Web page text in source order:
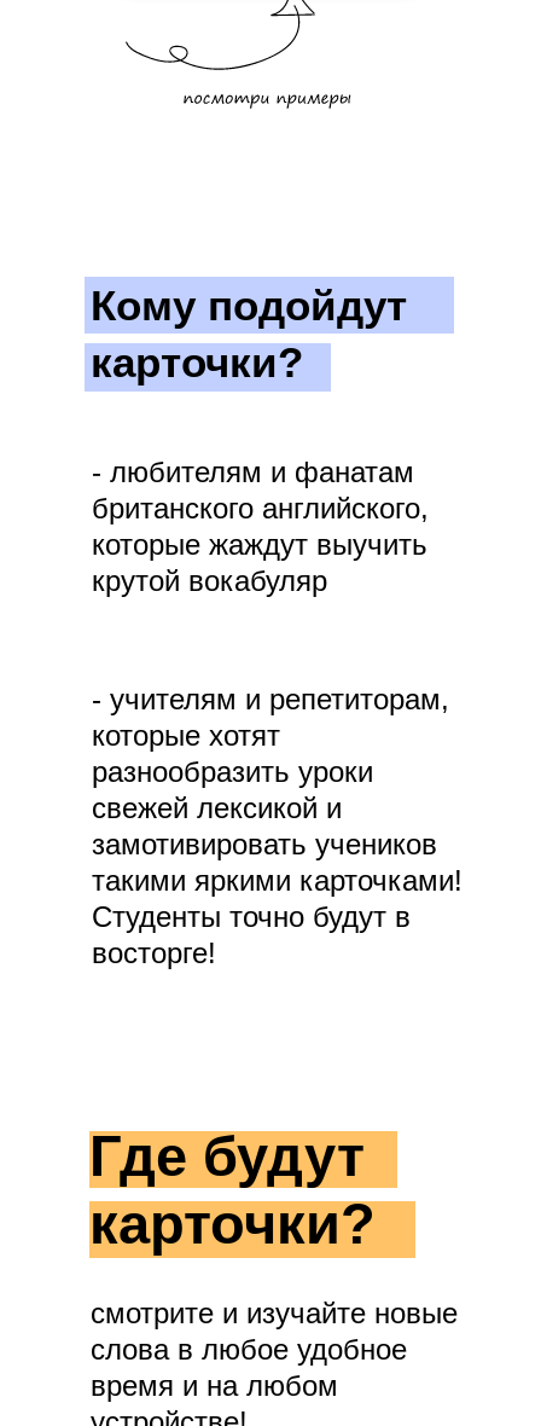
Кому подойдут
карточки?
- любителям и фанатам
британского английского,
которые жаждут выучить
крутой вокабуляр
- учителям и репетиторам,
которые хотят
разнообразить уроки
свежей лексикой и
замотивировать учеников
такими яркими карточками!
Студенты точно будут в
восторге!
Где будут
карточки?
смотрите и изучайте новые
слова в любое удобное
время и на любом